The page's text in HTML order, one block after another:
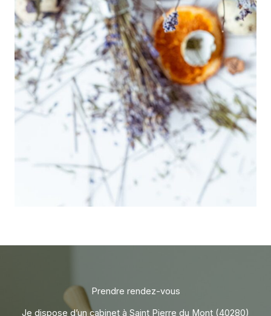
Prendre rendez-vous
Je dispose d’un cabinet à Saint Pierre du Mont (40280)